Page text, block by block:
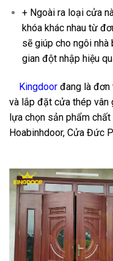
+ Ngoài ra loại cửa
khóa khác nhau từ
sẽ giúp cho ngôi
gian đột nhập hiệu
Kingdoor đang là đơn
và lắp đặt cửa thép vân
lựa chọn sản phẩm
Hoabinhdoor, Cửa Đức